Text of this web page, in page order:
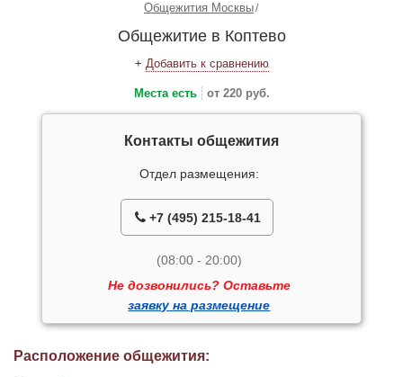
Общежития Москвы
Общежитие в Коптево
+ Добавить к сравнению
Места есть от 220 руб.
Контакты общежития
Отдел размещения:
+7 (495) 215-18-41
(08:00 - 20:00)
Не дозвонились? Оставьте
заявку на размещение
Расположение общежития: